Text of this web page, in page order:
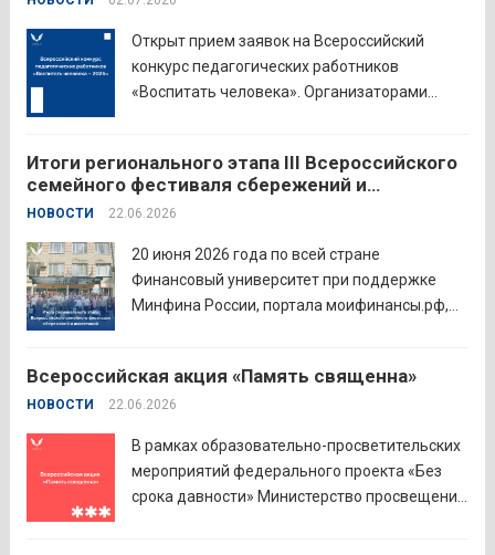
Открыт прием заявок на Всероссийский
конкурс педагогических работников
«Воспитать человека». Организаторами
Институт изучения детства, семьи и
воспитания и Российский детско-юношеский
центр. Прием заявок пройдет до 26 июля
включительно. Участниками конкурса могут
стать педагоги детских...
Итоги регионального этапа III Всероссийского
семейного фестиваля сбережений и
инвестиций
НОВОСТИ 22.06.2026
20 июня 2026 года по всей стране
Финансовый университет при поддержке
Минфина России, портала моифинансы.рф,
семейного фестиваля сбережений и
инвестиций. В Курганской области
филиал Финуниверситета. 16 семей-
победителей... Читать дальше
Всероссийская акция «Память священна»
НОВОСТИ 22.06.2026
В рамках образовательно-просветительских
мероприятий федерального проекта «Без
срока давности» Министерство просвещения